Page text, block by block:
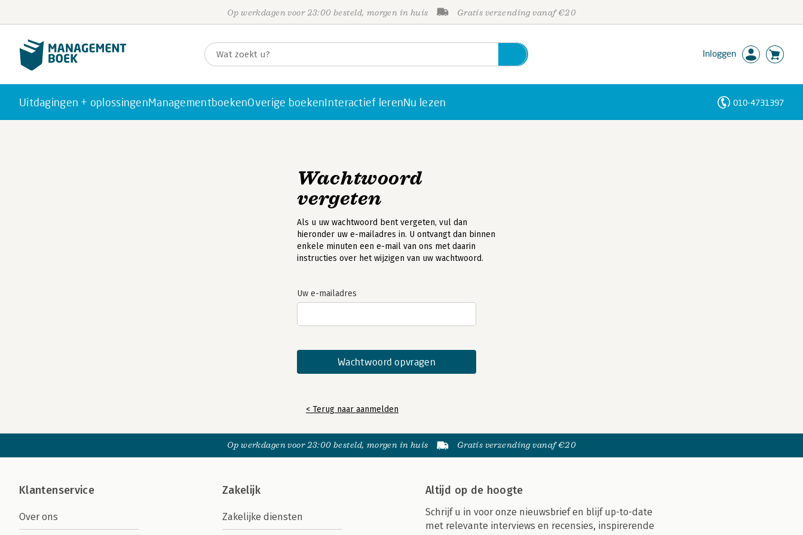
Op werkdagen voor 23:00 besteld, morgen in huis Gratis verzending vanaf €20
Inloggen
Uitdagingen + oplossingenManagementboekenOverige boekenInteractief lerenNu lezen 010-4731397
Wachtwoord
vergeten
Als u uw wachtwoord bent vergeten, vul dan
hieronder uw e-mailadres in. U ontvangt dan binnen
enkele minuten een e-mail van ons met daarin
instructies over het wijzigen van uw wachtwoord.
Uw e-mailadres
< Terug naar aanmelden
Op werkdagen voor 23:00 besteld, morgen in huis Gratis verzending vanaf €20
Klantenservice
Over ons
Zakelijk
Zakelijke diensten
Altijd op de hoogte
Schrijf u in voor onze nieuwsbrief en blijf up-to-date
met relevante interviews en recensies, inspirerende
Personen